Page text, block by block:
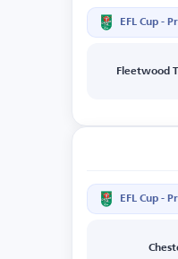
EFL Cup -
Fleetwood
EFL Cup -